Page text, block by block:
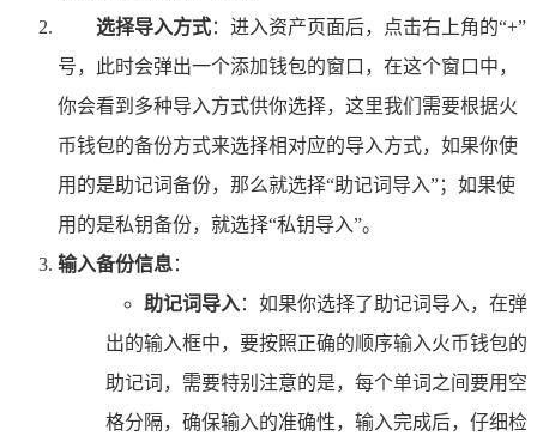
选择导入方式：进入资产页面后，点击右上角的“+”
号，此时会弹出一个添加钱包的窗口，在这个窗口中，
你会看到多种导入方式供你选择，这里我们需要根据火
币钱包的备份方式来选择相对应的导入方式，如果你使
用的是助记词备份，那么就选择“助记词导入”；如果使
用的是私钥备份，就选择“私钥导入”。
输入备份信息：
助记词导入：如果你选择了助记词导入，在弹
出的输入框中，要按照正确的顺序输入火币钱包的
助记词，需要特别注意的是，每个单词之间要用空
格分隔，确保输入的准确性，输入完成后，仔细检